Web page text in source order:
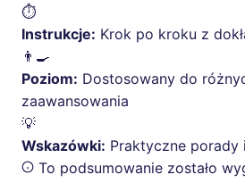
⏱️
Instrukcje: Krok po kroku z
👨‍🍳
Poziom: Dostosowany do
zaawansowania
💡
Wskazówki: Praktyczne porady
To podsumowanie zostało